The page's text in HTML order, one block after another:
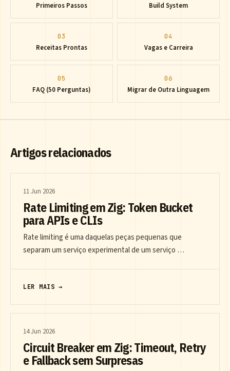
Primeiros Passos Build System
03
Receitas Prontas
04
Vagas e Carreira
05
FAQ (50 Perguntas)
06
Migrar de Outra Linguagem
Artigos relacionados
11 Jun 2026
Rate Limiting em Zig: Token Bucket
para APIs e CLIs
Rate limiting é uma daquelas peças pequenas que
separam um serviço experimental de um serviço …
LER MAIS →
14 Jun 2026
Circuit Breaker em Zig: Timeout, Retry
e Fallback sem Surpresas